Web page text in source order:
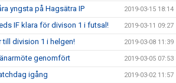
yngsta på Hagsätra IP 2019-03-15 18:14
IF klara för divison 1 i futsal! 2019-03-11 09:27
till division 1 i helgen! 2019-03-08 11:39
genomfört 2019-03-05 07:53
igång 2019-03-02 11:57